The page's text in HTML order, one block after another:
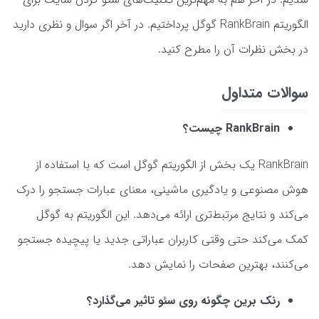
الگوریتم RankBrain گوگل پرداختیم. در آخر اگر سوال و نظری دارید
در بخش نظرات آن را مطرح کنید.
سوالات متداول
RankBrain چیست؟
RankBrain یک بخش از الگوریتم گوگل است که با استفاده از
هوش مصنوعی و یادگیری ماشینی، معنای عبارات جستجو را درک
می‌کند و نتایج مرتبط‌تری ارائه می‌دهد. این الگوریتم به گوگل
کمک می‌کند حتی وقتی کاربران عباراتی جدید یا پیچیده جستجو
می‌کنند، بهترین صفحات را نمایش دهد.
رنک برین چگونه روی سئو تاثیر می‌گذارد؟